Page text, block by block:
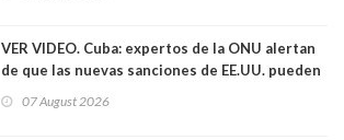
VER VIDEO. Cuba: expertos de la ONU alertan
de que las nuevas sanciones de EE.UU. pueden
07 August 2026